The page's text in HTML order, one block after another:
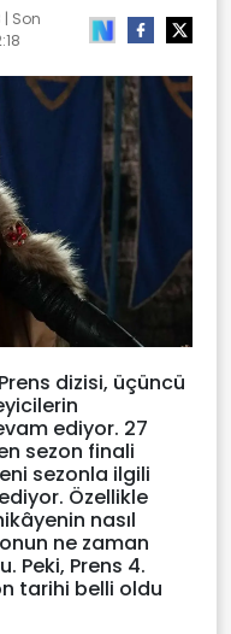
| Son
dizisi, üçüncü
ediyor. 27
sezon finali
sezonla ilgili
Özellikle
nasıl
ne zaman
Peki, Prens 4.
tarihi belli oldu